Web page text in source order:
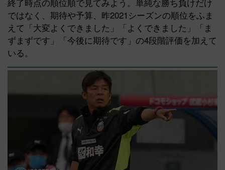
ではなく、期待や予算、昨2021シーズンの順位をふま
えて「大変よくできました」「よくできました」「ま
ずまずです」「今後に期待です」の4段階評価を加えて
いる。